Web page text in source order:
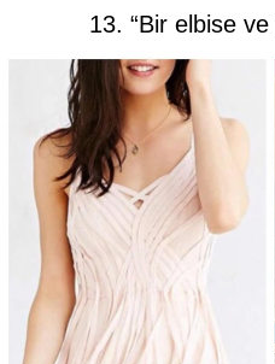
13. “Bir elbise ve